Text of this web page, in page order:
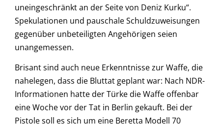
uneingeschränkt an der Seite von Deniz Kurku“.
Spekulationen und pauschale Schuldzuweisungen
gegenüber unbeteiligten Angehörigen seien
unangemessen.
Brisant sind auch neue Erkenntnisse zur Waffe, die
nahelegen, dass die Bluttat geplant war: Nach NDR-
Informationen hatte der Türke die Waffe offenbar
eine Woche vor der Tat in Berlin gekauft. Bei der
Pistole soll es sich um eine Beretta Modell 70